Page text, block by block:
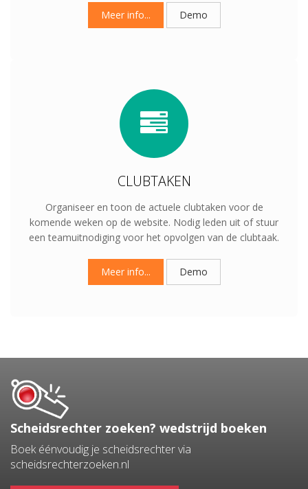
Meer info... Demo
CLUBTAKEN
Organiseer en toon de actuele clubtaken voor de
komende weken op de website. Nodig leden uit of stuur
een teamuitnodiging voor het opvolgen van de clubtaak.
Meer info... Demo
Scheidsrechter zoeken? wedstrijd boeken
Boek éénvoudig je scheidsrechter via
scheidsrechterzoeken.nl